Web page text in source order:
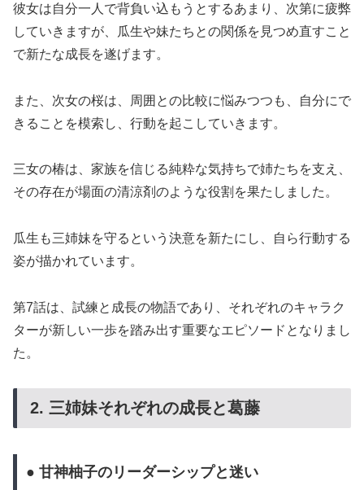
彼女は自分一人で背負い込もうとするあまり、次第に疲弊
していきますが、瓜生や妹たちとの関係を見つめ直すこと
で新たな成長を遂げます。
また、次女の桜は、周囲との比較に悩みつつも、自分にで
きることを模索し、行動を起こしていきます。
三女の椿は、家族を信じる純粋な気持ちで姉たちを支え、
その存在が場面の清涼剤のような役割を果たしました。
瓜生も三姉妹を守るという決意を新たにし、自ら行動する
姿が描かれています。
第7話は、試練と成長の物語であり、それぞれのキャラク
ターが新しい一歩を踏み出す重要なエピソードとなりまし
た。
2. 三姉妹それぞれの成長と葛藤
● 甘神柚子のリーダーシップと迷い